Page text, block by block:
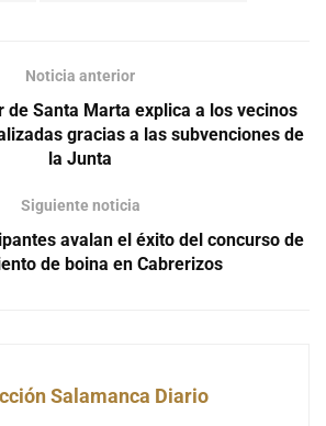
Noticia anterior
de Santa Marta explica a los vecinos
gracias a las subvenciones de
la Junta
Siguiente noticia
avalan el éxito del concurso de
de boina en Cabrerizos
Salamanca Diario